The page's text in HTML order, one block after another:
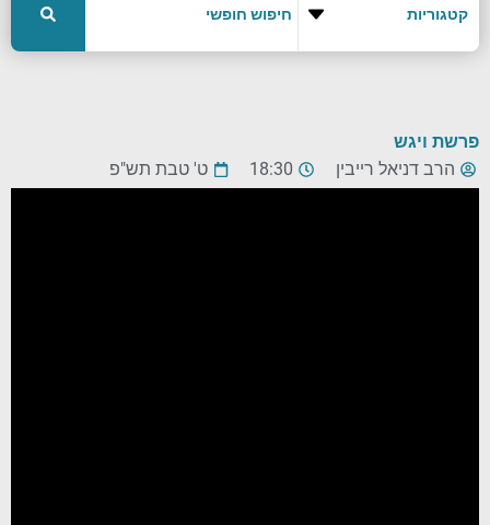
פרשת ויגש
הרב דניאל רייבין
18:30 ט' טבת תש"פ